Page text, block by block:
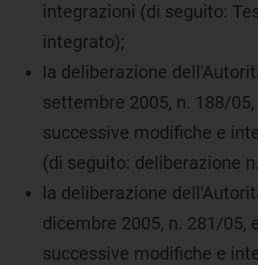
integrazioni (di seguito:
integrato);
la deliberazione
settembre 2005, n. 188/05,
successive modifiche e
(di seguito: deliberazione
la deliberazione
dicembre 2005, n. 281/05,
successive modifiche e